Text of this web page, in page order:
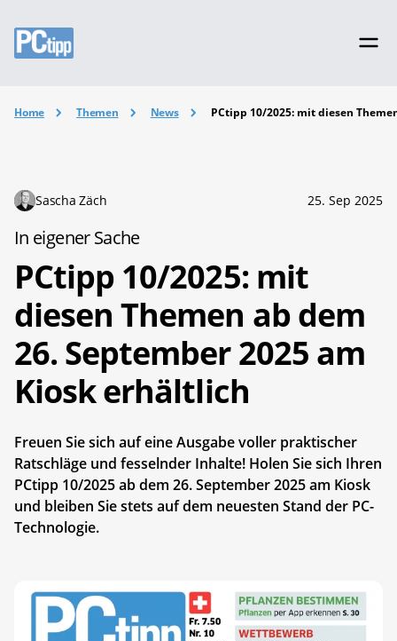
Home Themen News PCtipp 10/2025: mit diesen
Sascha Zäch 25. Sep 2025
In eigener Sache
PCtipp 10/2025: mit
diesen Themen ab dem
26. September 2025 am
Kiosk erhältlich
Freuen Sie sich auf eine Ausgabe voller praktischer
Ratschläge und fesselnder Inhalte! Holen Sie sich Ihren
PCtipp 10/2025 ab dem 26. September 2025 am Kiosk
und bleiben Sie stets auf dem neuesten Stand der PC-
Technologie.